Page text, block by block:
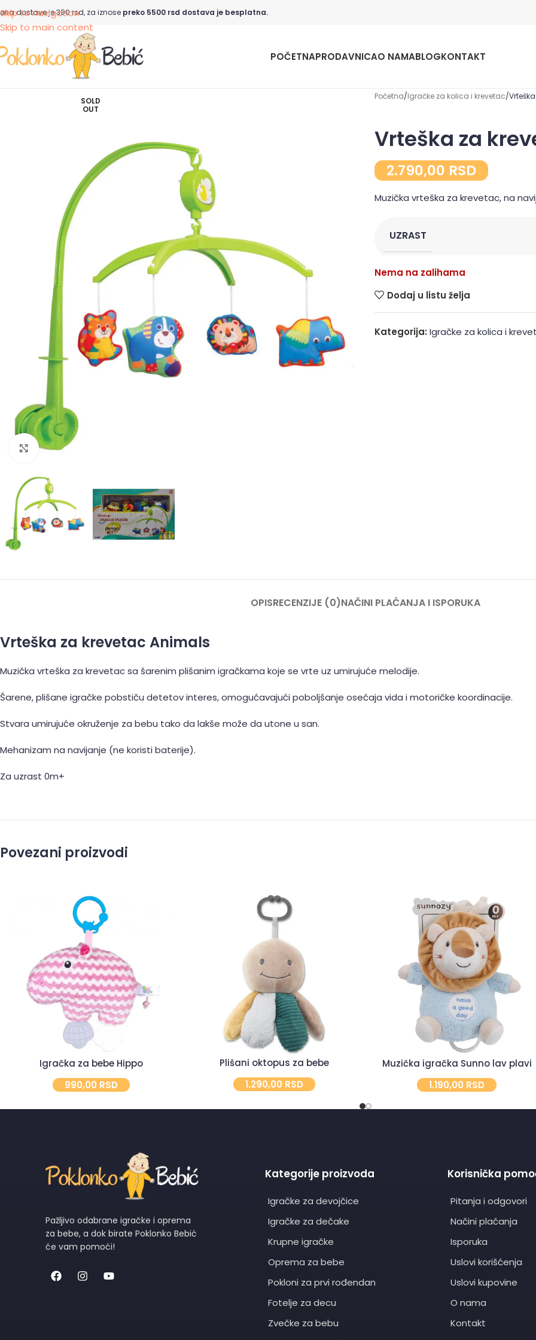
Skip to navigation
Skip to main content
dostave je 390 rsd, za iznose preko 5500 rsd dostava je besplatna.
POČETNAPRODAVNICAO NAMABLOGKONTAKT
SOLD
OUT
Click to enlarge
Početna Igračke za kolica i krevetac
Vrteška za
2.790,00 RSD
Muzička vrteška za krevetac, na
UZRAST
Nema na zalihama
Dodaj u listu želja
Kategorija: Igračke za kolica i
OPISRECENZIJE (0)NAČINI PLAĆANJA I ISPORUKA
Vrteška za krevetac Animals
Muzička vrteška za krevetac sa šarenim plišanim igračkama koje se vrte uz umirujuće melodije.
Šarene, plišane igračke pobstiču detetov interes, omogućavajući poboljšanje osećaja vida i motoričke koordinacije.
Stvara umirujuće okruženje za bebu tako da lakše može da utone u san.
Mehanizam na navijanje (ne koristi baterije).
Za uzrast 0m+
Povezani proizvodi
Igračka za bebe Hippo
990,00 RSD
Plišani oktopus za bebe
1.290,00 RSD
Muzička igračka Sunno lav plavi
1.190,00 RSD
Pažljivo odabrane igračke i oprema
za bebe, a dok birate Poklonko Bebić
će vam pomoći!
Kategorije proizvoda
Igračke za devojčice
Igračke za dečake
Krupne igračke
Oprema za bebe
Pokloni za prvi rođendan
Fotelje za decu
Zvečke za bebu
Korisnička
Pitanja i odgovori
Načini plaćanja
Isporuka
Uslovi korišćenja
Uslovi kupovine
O nama
Kontakt